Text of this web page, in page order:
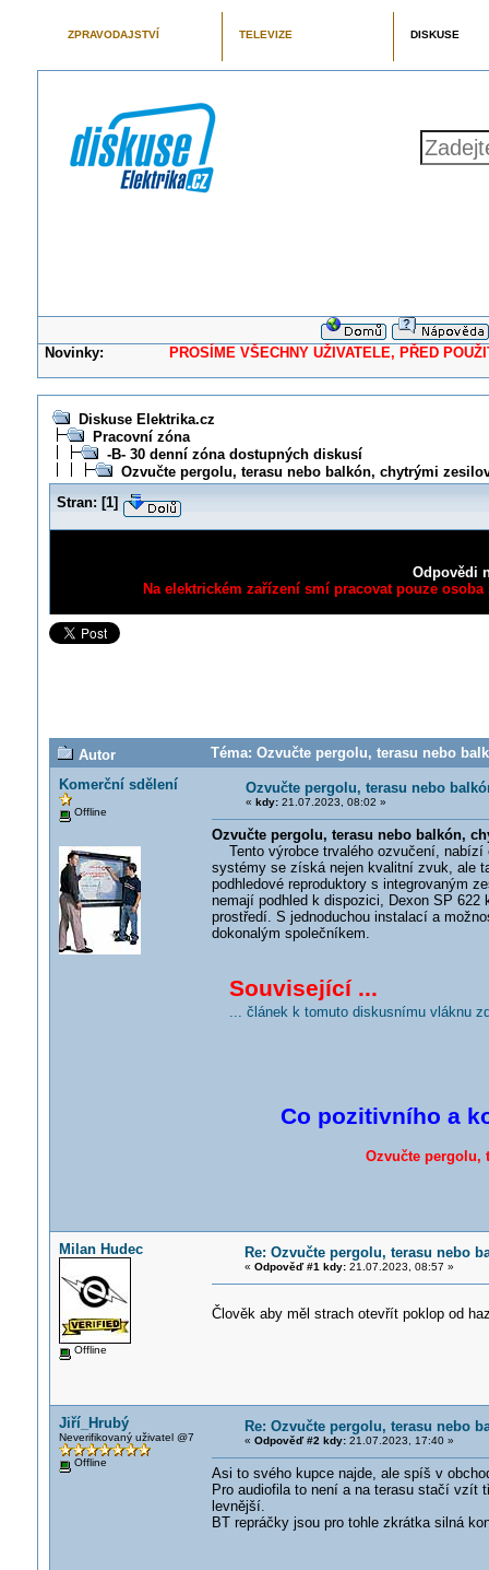
ZPRAVODAJSTVÍ TELEVIZE DISKUSE
Novinky: PROSÍME VŠECHNY UŽIVATELE, PŘED
Diskuse Elektrika.cz
Pracovní zóna
-B- 30 denní zóna dostupných diskusí
Ozvučte pergolu, terasu nebo balkón, chytrými
Stran: [1]
Odpovědi
Na elektrickém zařízení smí pracovat pouze
Autor
Téma: Ozvučte pergolu, terasu nebo
Komerční sdělení
Offline
Ozvučte pergolu, terasu nebo
« kdy:21.07.2023, 08:02 »
Ozvučte pergolu, terasu nebo balkón,
Tento výrobce trvalého ozvučení, nabízí
systémy se získá nejen kvalitní zvuk, ale
podhledové reproduktory s integrovaným
nemají podhled k dispozici, Dexon SP
prostředí. S jednoduchou instalací a
dokonalým společníkem.
Související ...
... článek k tomuto diskusnímu vláknu
Co pozitivního a
Ozvučte pergolu,
Milan Hudec
Offline
Re: Ozvučte pergolu, terasu nebo
« Odpověď #1 kdy:21.07.2023, 08:57 »
Člověk aby měl strach otevřít poklop od
Jiří_Hrubý
Neverifikovaný uživatel @7
Offline
Re: Ozvučte pergolu, terasu nebo
« Odpověď #2 kdy:21.07.2023, 17:40 »
Asi to svého kupce najde, ale spíš v
Pro audiofila to není a na terasu stačí vzít
levnější.
BT repráčky jsou pro tohle zkrátka silná